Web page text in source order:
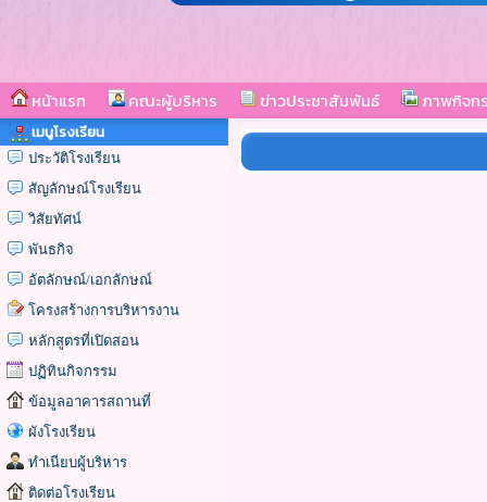
หน้าแรก คณะผู้บริหาร ข่าวประชาสัมพันธ์ ภาพกิจก
เมนูโรงเรียน
ประวัติโรงเรียน
สัญลักษณ์โรงเรียน
วิสัยทัศน์
พันธกิจ
อัตลักษณ์/เอกลักษณ์
โครงสร้างการบริหารงาน
หลักสูตรที่เปิดสอน
ปฏิทินกิจกรรม
ข้อมูลอาคารสถานที่
ผังโรงเรียน
ทำเนียบผู้บริหาร
ติดต่อโรงเรียน